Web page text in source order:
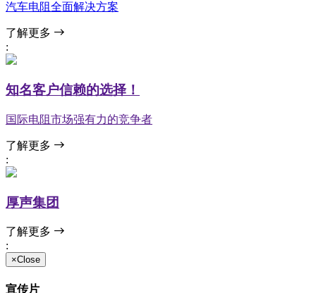
汽车电阻全面解决方案
了解更多
:
知名客户信赖的选择！
国际电阻市场强有力的竞争者
了解更多
:
厚声集团
了解更多
:
×Close
宣传片